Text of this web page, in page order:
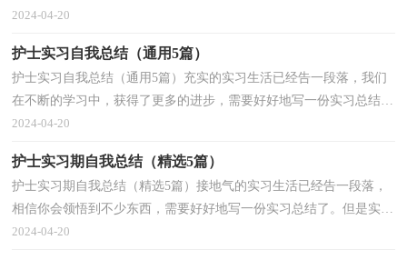
书面表达能力，因此十分有必须要写一份总结哦。...
2024-04-20
护士实习自我总结（通用5篇）
护士实习自我总结（通用5篇）充实的实习生活已经告一段落，我们
在不断的学习中，获得了更多的进步，需要好好地写一份实习总结
了。很好奇实习总结是怎么写的吧，下面是小编收集整理的护...
2024-04-20
护士实习期自我总结（精选5篇）
护士实习期自我总结（精选5篇）接地气的实习生活已经告一段落，
相信你会领悟到不少东西，需要好好地写一份实习总结了。但是实习
总结有什么要求呢？以下是小编为大家整理的护士实习期...
2024-04-20